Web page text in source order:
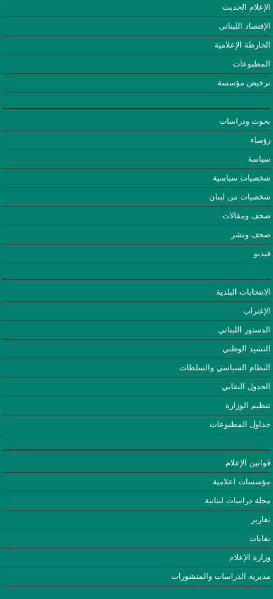
الإعلام الحديث
الإقتصاد اللبناني
الخارطة الإعلامية
المطبوعات
ترخيص مؤسسة
بحوث ودراسات
رؤساء
سياسة
شخصيات سياسية
شخصيات من لبنان
صحف ومقالات
صحف ونشر
فيديو
الانتخابات البلدية
الإغتراب
الدستور اللبناني
النشيد الوطني
النظام السياسي والسلطات
الجدول النقابي
تنظيم الوزارة
جداول المطبوعات
قوانين الإعلام
مؤسسات اعلامية
مجلة دراسات لبنانية
تقارير
نقابات
وزارة الإعلام
مديرية الدراسات والمنشورات